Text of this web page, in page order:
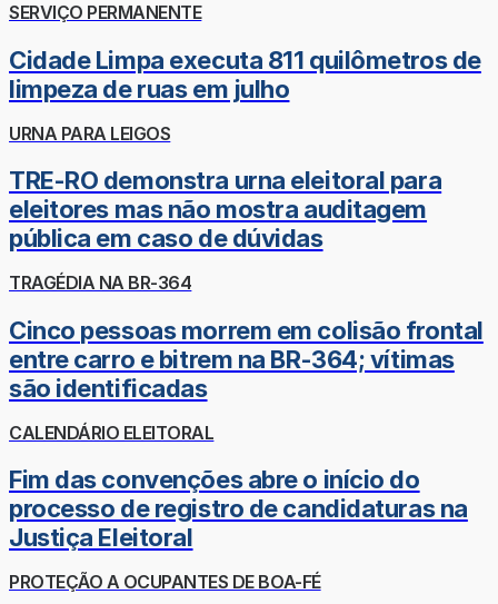
SERVIÇO PERMANENTE
Cidade Limpa executa 811 quilômetros de
limpeza de ruas em julho
URNA PARA LEIGOS
TRE-RO demonstra urna eleitoral para
eleitores mas não mostra auditagem
pública em caso de dúvidas
TRAGÉDIA NA BR-364
Cinco pessoas morrem em colisão frontal
entre carro e bitrem na BR-364; vítimas
são identificadas
CALENDÁRIO ELEITORAL
Fim das convenções abre o início do
processo de registro de candidaturas na
Justiça Eleitoral
PROTEÇÃO A OCUPANTES DE BOA-FÉ